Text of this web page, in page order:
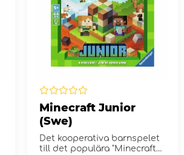
Minecraft Junior
(Swe)
Det kooperativa barnspelet
till det populära "Minecraft